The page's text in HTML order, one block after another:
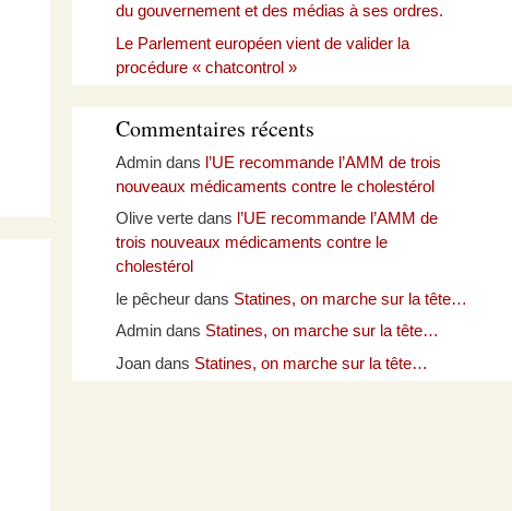
du gouvernement et des médias à ses ordres.
Le Parlement européen vient de valider la
procédure « chatcontrol »
Commentaires récents
Admindans l’UE recommande l’AMM de trois
nouveaux médicaments contre le cholestérol
Olive vertedans l’UE recommande l’AMM de
trois nouveaux médicaments contre le
cholestérol
le pêcheurdans Statines, on marche sur la tête…
Admindans Statines, on marche sur la tête…
Joandans Statines, on marche sur la tête…